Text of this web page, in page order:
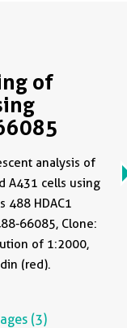
of
analysis of
A431 cells using
488 HDAC1
66085, Clone:
of 1:2000,
(red).
(3)